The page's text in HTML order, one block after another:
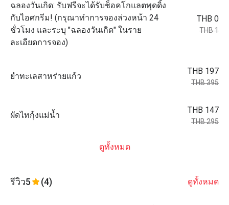
ฉลองวันเกิด: รับฟรีจะได้รับช็อคโกแลตพุดดิ้ง
กับไอศกรีม! (กรุณาทำการจองล่วงหน้า 24
ชั่วโมง และระบุ "ฉลองวันเกิด" ในราย
ละเอียดการจอง)
THB 0
THB 1
ยำทะเลสาหร่ายแก้ว
THB 197
THB 395
ผัดไทกุ้งแม่น้ำ
THB 147
THB 295
ดูทั้งหมด
รีวิว5 (4) ดูทั้งหมด